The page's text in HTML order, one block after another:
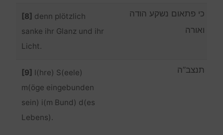
[8] denn plötzlich
sanke ihr Glanz und ihr
Licht.
כי פתאום נשקע הודה
ואורה
[9] I(hre) S(eele)
m(öge eingebunden
sein) i(m Bund) d(es
Lebens).
תנצב”ה